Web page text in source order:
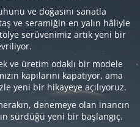
ve doğasını sanatla
ve seramiğin en yalın hâliyle
serüvenimiz artık yeni bir
ve üretim odaklı bir modele
kapılarını kapatıyor, ama
yeni bir hikayeye açılıyoruz.
denemeye olan inancın
sürdüğü yeni bir başlangıç.